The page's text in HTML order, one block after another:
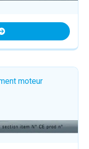
moteur